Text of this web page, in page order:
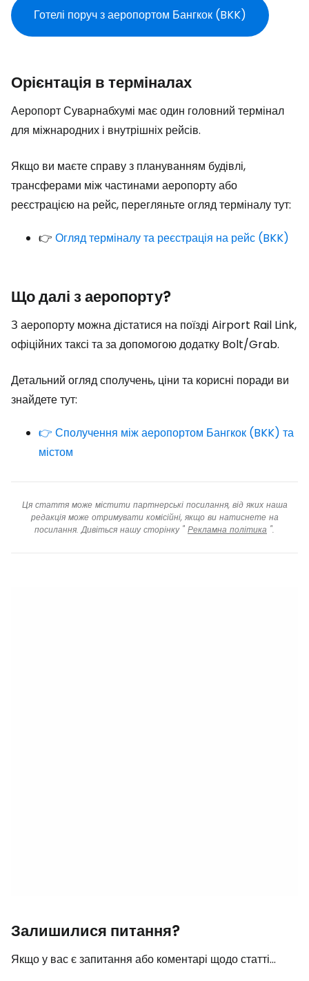
Готелі поруч з аеропортом Бангкок (BKK)
Орієнтація в терміналах
Аеропорт Суварнабхумі має один головний термінал
для міжнародних і внутрішніх рейсів.
Якщо ви маєте справу з плануванням будівлі,
трансферами між частинами аеропорту або
реєстрацією на рейс, перегляньте огляд терміналу тут:
👉 Огляд терміналу та реєстрація на рейс (BKK)
Що далі з аеропорту?
З аеропорту можна дістатися на поїзді Airport Rail Link,
офіційних таксі та за допомогою додатку Bolt/Grab.
Детальний огляд сполучень, ціни та корисні поради ви
знайдете тут:
👉 Сполучення між аеропортом Бангкок (BKK) та
містом
Ця стаття може містити партнерські посилання, від яких наша
редакція може отримувати комісійні, якщо ви натиснете на
посилання. Дивіться нашу сторінку " Рекламна політика ".
Залишилися питання?
Якщо у вас є запитання або коментарі щодо статті...